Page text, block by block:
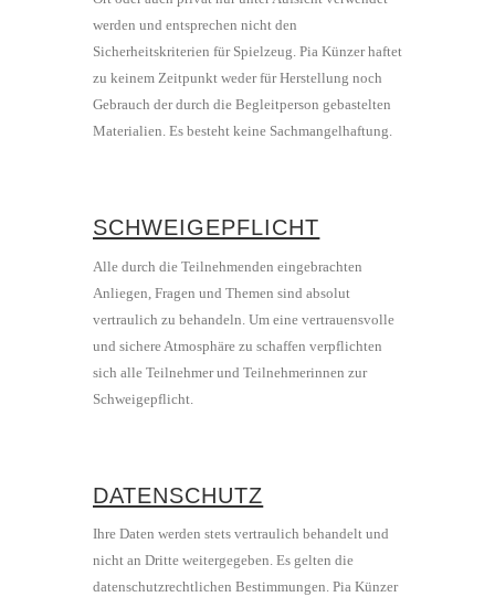
werden und entsprechen nicht den
Sicherheitskriterien für Spielzeug. Pia Künzer haftet
zu keinem Zeitpunkt weder für Herstellung noch
Gebrauch der durch die Begleitperson gebastelten
Materialien. Es besteht keine Sachmangelhaftung.
SCHWEIGEPFLICHT
Alle durch die Teilnehmenden eingebrachten
Anliegen, Fragen und Themen sind absolut
vertraulich zu behandeln. Um eine vertrauensvolle
und sichere Atmosphäre zu schaffen verpflichten
sich alle Teilnehmer und Teilnehmerinnen zur
Schweigepflicht.
DATENSCHUTZ
Ihre Daten werden stets vertraulich behandelt und
nicht an Dritte weitergegeben. Es gelten die
datenschutzrechtlichen Bestimmungen. Pia Künzer